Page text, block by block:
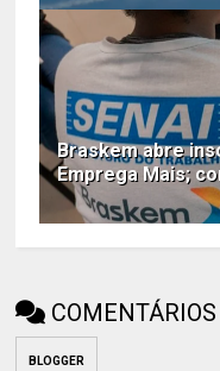
Braskem abre
Emprega Mais;
COMENTÁRIOS
BLOGGER